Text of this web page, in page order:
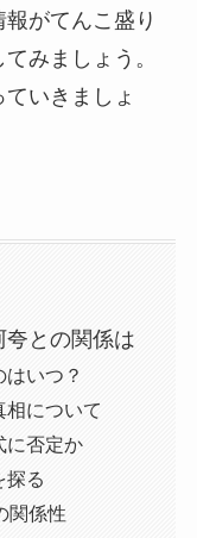
がてんこ盛り
みましょう。
いきましょ
との関係は
いつ？
相について
に否定か
探る
関係性